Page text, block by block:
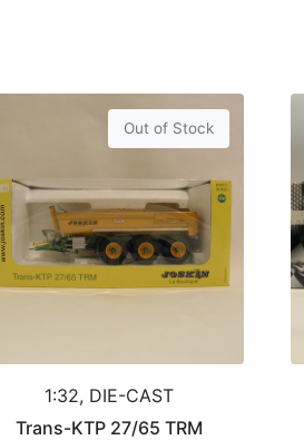
Out of Stock
1:32, DIE-CAST
Trans-KTP 27/65 TRM